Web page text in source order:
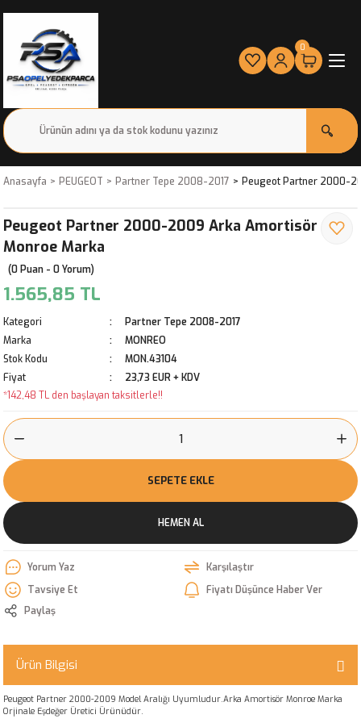
0
Anasayfa PEUGEOT Partner Tepe 2008-2017 Peugeot Partner 2000-
Peugeot Partner 2000-2009 Arka Amortisör
Monroe Marka
(0 Puan - 0 Yorum)
1.565,85 TL
Kategori
Partner Tepe 2008-2017
Marka
MONREO
Stok Kodu
MON.43104
Fiyat
23,73 EUR + KDV
*142,48 TL den başlayan taksitlerle!!
SEPETE EKLE
HEMEN AL
Yorum Yaz
Karşılaştır
Tavsiye Et
Fiyatı Düşünce Haber Ver
Paylaş
Ürün Bilgisi
Peugeot Partner 2000-2009 Model Aralığı Uyumludur.Arka Amortisör Monroe Marka
Orjinale Eşdeğer Üretici Ürünüdür.